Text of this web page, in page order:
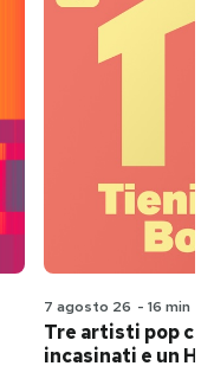
7 agosto 26 - 16 min
Tre artisti pop
incasinati e un